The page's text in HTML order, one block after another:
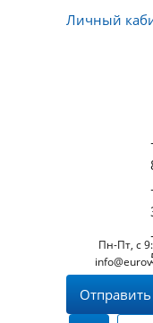
Личный
Пн-Пт, с
Отправить